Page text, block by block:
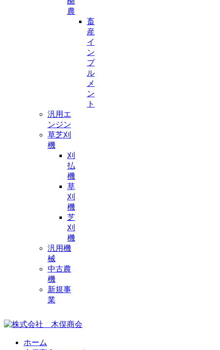
農
畜
産
イ
ン
プ
ル
メ
ン
ト
汎用エ
ンジン
草芝刈
機
刈
払
機
草
刈
機
芝
刈
機
汎用機
械
中古農
機
新規事
業
ホーム